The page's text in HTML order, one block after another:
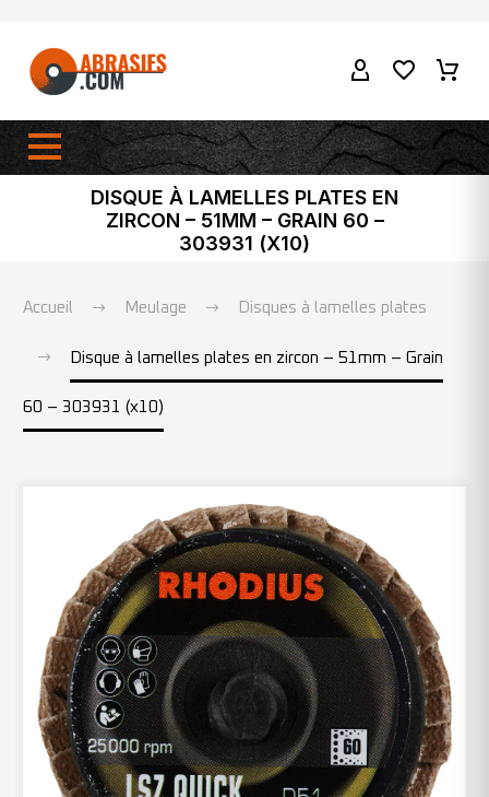
DISQUE À LAMELLES PLATES EN
ZIRCON – 51MM – GRAIN 60 –
303931 (X10)
Accueil Meulage Disques à lamelles plates
Disque à lamelles plates en zircon – 51mm – Grain
60 – 303931 (x10)